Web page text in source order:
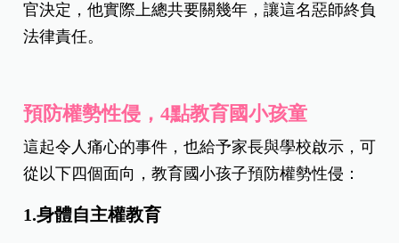
官決定，他實際上總共要關幾年，讓這名惡師終負
法律責任。
預防權勢性侵，4點教育國小孩童
這起令人痛心的事件，也給予家長與學校啟示，可
從以下四個面向，教育國小孩子預防權勢性侵：
1.身體自主權教育